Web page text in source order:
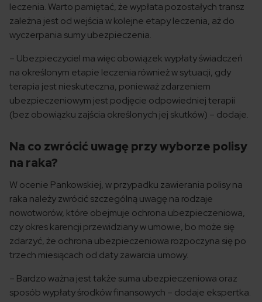
leczenia. Warto pamiętać, że wypłata pozostałych transz
zależna jest od wejścia w kolejne etapy leczenia, aż do
wyczerpania sumy ubezpieczenia.
– Ubezpieczyciel ma więc obowiązek wypłaty świadczeń
na określonym etapie leczenia również w sytuacji, gdy
terapia jest nieskuteczna, ponieważ zdarzeniem
ubezpieczeniowym jest podjęcie odpowiedniej terapii
(bez obowiązku zajścia określonych jej skutków) – dodaje.
Na co zwrócić uwagę przy wyborze polisy
na raka?
W ocenie Pankowskiej, w przypadku zawierania polisy na
raka należy zwrócić szczególną uwagę na rodzaje
nowotworów, które obejmuje ochrona ubezpieczeniowa,
czy okres karencji przewidziany w umowie, bo może się
zdarzyć, że ochrona ubezpieczeniowa rozpoczyna się po
trzech miesiącach od daty zawarcia umowy.
– Bardzo ważna jest także suma ubezpieczeniowa oraz
sposób wypłaty środków finansowych – dodaje ekspertka.